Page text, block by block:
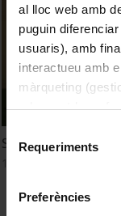
al lloc web amb
puguin
usuaris), amb
interactueu amb
màrqueting
adequant-la en
consultar la
Selecció
de Requeriments
Preferències
Soc Saludable